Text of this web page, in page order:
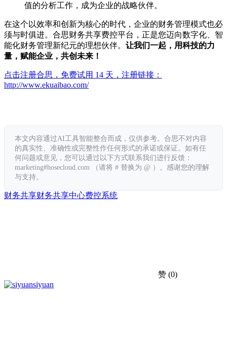
值的分析工作，成为企业的战略伙伴。
在这个以效率和创新为核心的时代，企业的财务管理模式也必
须与时俱进。合思财务共享费控平台，正是您迈向数字化、智
能化财务管理新纪元的理想伙伴。 让我们一起，用科技的力
量，赋能企业，共创未来！
点击注册合思，免费试用 14 天，注册链接：
http://www.ekuaibao.com/
本文内容通过AI工具智能整合而成，仅供参考。合思不对内容
的真实性、准确性或完整性作任何形式的承诺或保证。如有任
何问题或意见，您可以通过以下方式联系我们进行反馈：
marketing#hosecloud.com （请将 # 替换为 @ ）。感谢您的理解
与支持。
财务共享财务共享中心费控系统
赞 (0)
siyuan